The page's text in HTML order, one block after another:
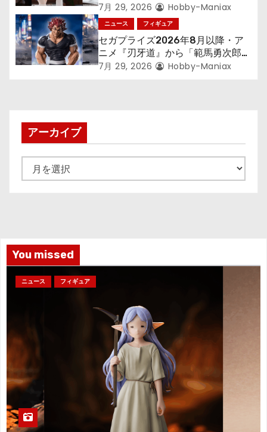
す～』から「ロキシー」のフィギュ
アが登場！
7月 29, 2026 Hobby-Maniax
ニュース フィギュア
セガプライズ2026年8月以降・ア
ニメ『刃牙道』から「範馬勇次郎」
が登場ッッ!!
7月 29, 2026 Hobby-Maniax
アーカイブ
ー
You missed
ニュース フィギュア